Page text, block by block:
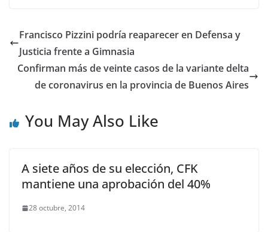
Francisco Pizzini podría reaparecer en Defensa y
Justicia frente a Gimnasia
Confirman más de veinte casos de la variante delta
de coronavirus en la provincia de Buenos Aires
You May Also Like
A siete años de su elección, CFK
mantiene una aprobación del 40%
28 octubre, 2014